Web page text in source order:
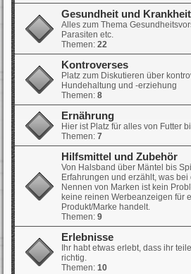
Gesundheit und Krankheit
Alles zum Thema
Parasiten etc.
Themen: 22
Kontroverses
Platz zum Diskutieren über
Hundehaltung und -erziehung
Themen: 8
Ernährung
Hier ist Platz für alles von Futter
Themen: 7
Hilfsmittel und Zubehör
Von Halsband über Mäntel bis
Erfahrungen und erzählt, was
Nennen von Marken ist kein
keine reinen Werbeanzeigen für
Produkt/Marke handelt.
Themen: 9
Erlebnisse
Ihr habt etwas erlebt, dass ihr
richtig.
Themen: 10